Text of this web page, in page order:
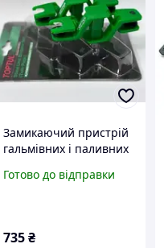
Замикаючий пристрій
гальмівних і паливних
TOPTUL JGAR0203
Готово до відправки
735₴